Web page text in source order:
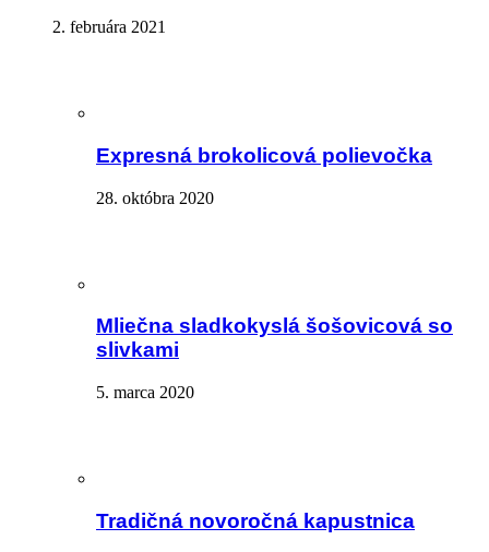
2. februára 2021
Expresná brokolicová polievočka
28. októbra 2020
Mliečna sladkokyslá šošovicová so
slivkami
5. marca 2020
Tradičná novoročná kapustnica